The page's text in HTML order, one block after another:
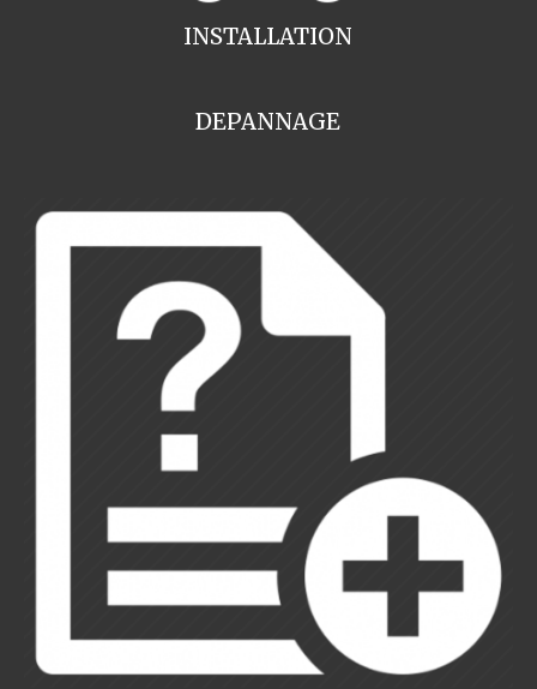
INSTALLATION
DEPANNAGE